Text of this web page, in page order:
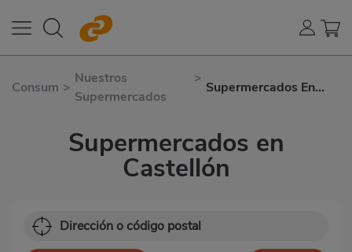
Consum >
Nuestros
Supermercados
>
Supermercados En
Supermercados en
Castellón